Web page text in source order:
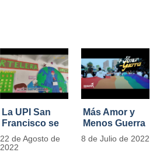
La UPI San
Francisco se
llena de color
y vida con la
22 de Agosto de
2022
Más Amor y
Menos Guerra
8 de Julio de 2022